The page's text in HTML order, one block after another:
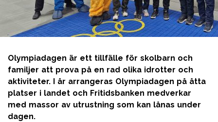
Olympiadagen är ett tillfälle för skolbarn och
familjer att prova på en rad olika idrotter och
aktiviteter. I år arrangeras Olympiadagen på åtta
platser i landet och Fritidsbanken medverkar
med massor av utrustning som kan lånas under
dagen.